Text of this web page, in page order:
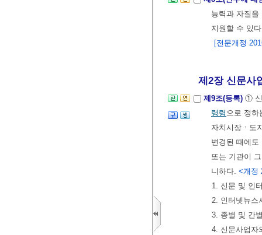
능력과 자질
지원할 수 있
[전문개정
제2장 신문사
제9조(등록) ① 신
령령 으로 정하
자치시장ㆍ도
변경된 때에
또는 기관이
니하다. <개정
1. 신문 및 인
2. 인터넷뉴스
3. 종별 및 간
4. 신문사업자